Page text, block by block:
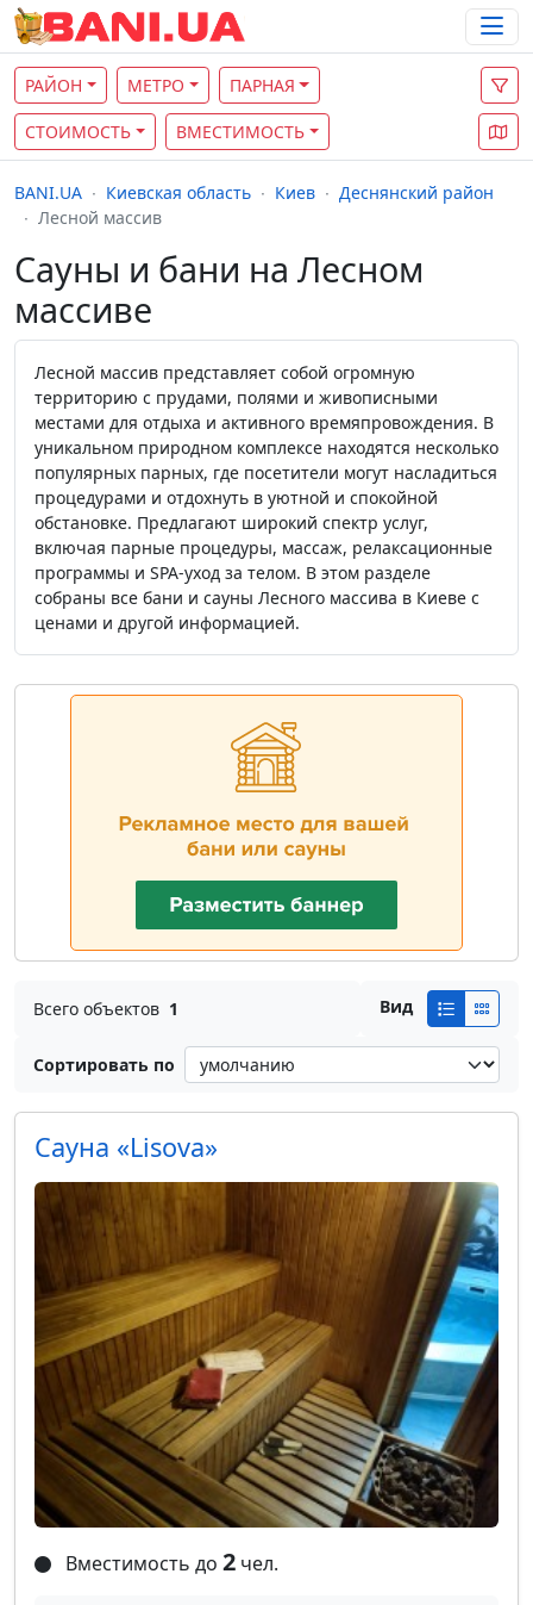
РАЙОН МЕТРО ПАРНАЯ
СТОИМОСТЬ ВМЕСТИМОСТЬ
BANI.UA Киевская область Киев
Деснянский район
Лесной массив
Сауны и бани на Лесном
массиве
Лесной массив представляет собой огромную
территорию с прудами, полями и живописными
местами для отдыха и активного времяпровождения. В
уникальном природном комплексе находятся несколько
популярных парных, где посетители могут насладиться
процедурами и отдохнуть в уютной и спокойной
обстановке. Предлагают широкий спектр услуг,
включая парные процедуры, массаж, релаксационные
программы и SPA-уход за телом. В этом разделе
собраны все бани и сауны Лесного массива в Киеве с
ценами и другой информацией.
Всего объектов 1 Вид
Сортировать по
Сауна «Lisova»
Вместимость до 2 чел.